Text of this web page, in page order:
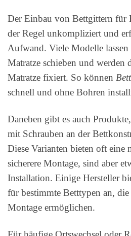
Der Einbau von Bettgittern für
der Regel unkompliziert und
Aufwand. Viele Modelle
Matratze schieben und werden
Matratze fixiert. So können
schnell und ohne Bohren
Daneben gibt es auch
mit Schrauben an der
Diese Varianten bieten oft eine
sicherere Montage, sind aber
Installation. Einige Hersteller
für bestimmte Betttypen an, die
Montage ermöglichen.